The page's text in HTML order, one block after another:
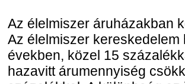
Az élelmiszer áruházakban
Az élelmiszer
években, közel 15
hazavitt árumennyiség